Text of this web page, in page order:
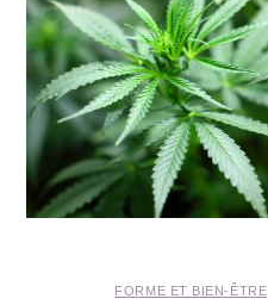
MÉDECINE
MÉDECINE DOUCE
BIEN-ÊTRE
SEXUALITÉFORME ET BIEN-ÊTRE